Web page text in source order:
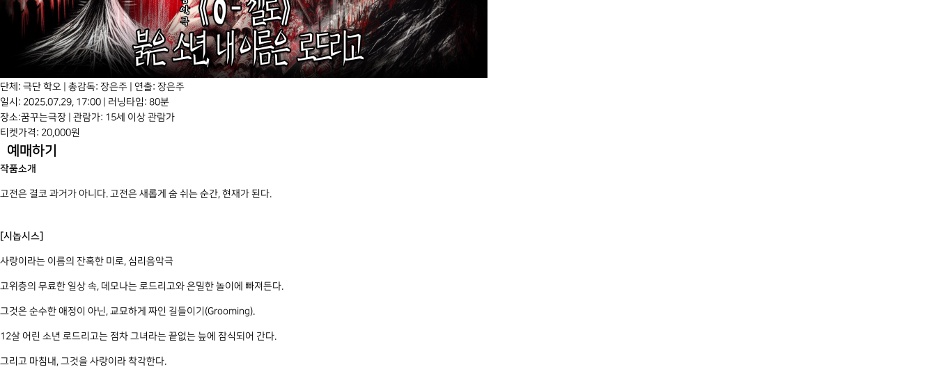
Previous
Next
단체: 극단 학오 | 총감독: 장은주 | 연출: 장은주
일시: 2025.07.29, 17:00 | 러닝타임: 80분
장소:꿈꾸는극장 | 관람가: 15세 이상 관람가
티켓가격: 20,000원
예매하기
작품소개
고전은 결코 과거가 아니다. 고전은 새롭게 숨 쉬는 순간, 현재가 된다.
[시놉시스]
사랑이라는 이름의 잔혹한 미로, 심리음악극
고위층의 무료한 일상 속, 데모나는 로드리고와 은밀한 놀이에 빠져든다.
그것은 순수한 애정이 아닌, 교묘하게 짜인 길들이기(Grooming).
12살 어린 소년 로드리고는 점차 그녀라는 끝없는 늪에 잠식되어 간다.
그리고 마침내, 그것을 사랑이라 착각한다.